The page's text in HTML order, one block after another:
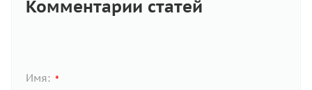
Комментарии статей
Имя: *